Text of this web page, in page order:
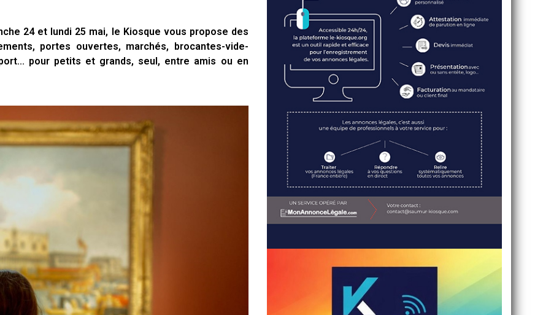
24 et lundi 25 mai, le Kiosque vous propose des
portes ouvertes, marchés, brocantes-vide-
pour petits et grands, seul, entre amis ou en